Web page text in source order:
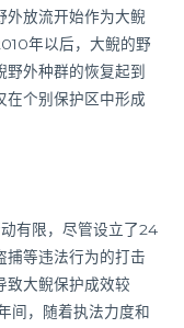
外放流开始作为大鲵
年以后，大鲵的野
外种群的恢复起到
在个别保护区中形成
有限，尽管设立了24
捕等违法行为的打击
致大鲵保护成效较
间，随着执法力度和